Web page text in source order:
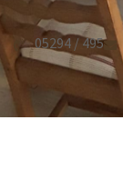
05294 / 495